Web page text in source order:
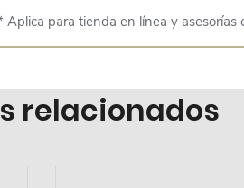
relacionados
Aplica para tienda en línea y asesorías